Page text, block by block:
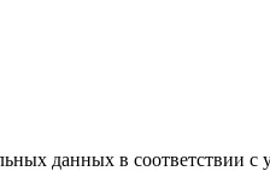
данных в соответствии с